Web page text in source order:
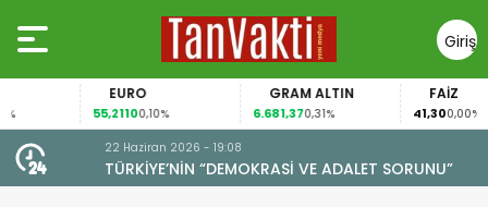
Giriş
Yap
EURO
55,21100,10%
GRAM ALTIN
6.681,370,31%
FAİZ
41,300,00%
22 Haziran 2026 - 19:08
TÜRKİYE’NİN “DEMOKRASİ VE ADALET SORUNU”